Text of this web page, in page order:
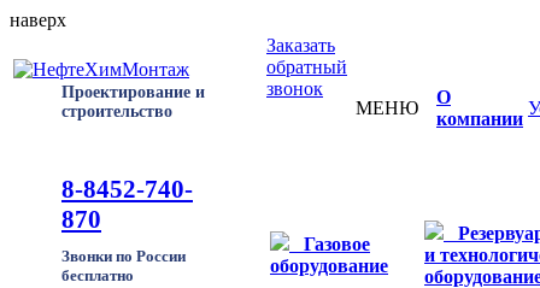
наверх
Проектирование и
строительство
8-8452-740-
870
Звонки по России
бесплатно
Заказать
обратный
звонок
МЕНЮ
О
компании
Газовое
оборудование
и